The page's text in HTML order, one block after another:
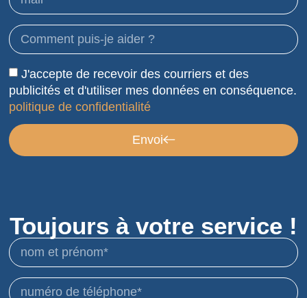
J'accepte de recevoir des courriers et des
publicités et d'utiliser mes données en conséquence.
politique de confidentialité
Envoi
Toujours à votre service !